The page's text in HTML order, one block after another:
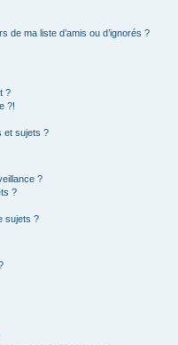
de ma liste d’amis ou d’ignorés ?
?
?!
et sujets ?
?
?
sujets ?